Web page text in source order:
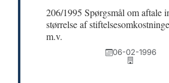
206/1995 Spørgsmål om aftale
størrelse af
m.v.
06-02-1996